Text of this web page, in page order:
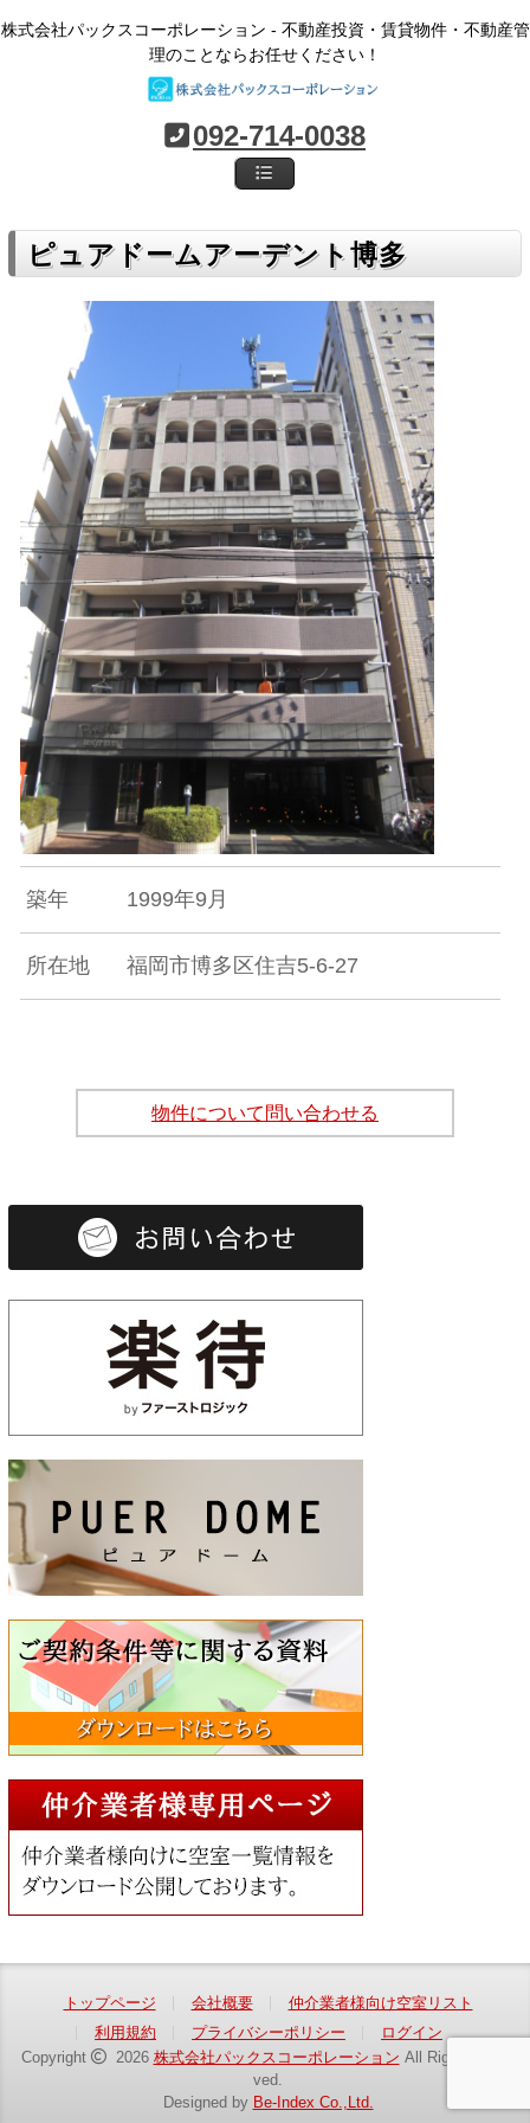
株式会社パックスコーポレーション - 不動産投資・賃貸物件・不動産管
理のことならお任せください！
092-714-0038
ピュアドームアーデント博多
築年 1999年9月
所在地 福岡市博多区住吉5-6-27
物件について問い合わせる
トップページ 会社概要
仲介業者様向け空室リスト
利用規約
プライバシーポリシー
ログイン
Copyright
2026 株式会社パックスコーポレーション All Rights Reser
ved.
Designed by Be-Index Co.,Ltd.